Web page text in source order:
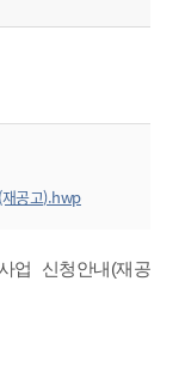
재공고).hwp
업 신청안내(재공